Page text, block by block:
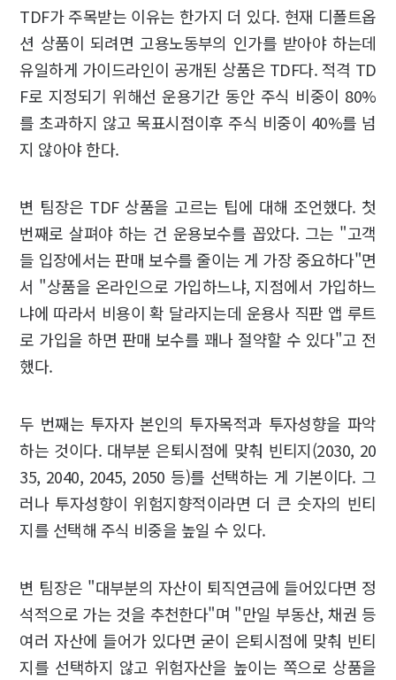
TDF가 주목받는 이유는 한가지 더 있다. 현재 디폴트옵
션 상품이 되려면 고용노동부의 인가를 받아야 하는데
유일하게 가이드라인이 공개된 상품은 TDF다. 적격 TD
F로 지정되기 위해선 운용기간 동안 주식 비중이 80%
를 초과하지 않고 목표시점이후 주식 비중이 40%를 넘
지 않아야 한다.
변 팀장은 TDF 상품을 고르는 팁에 대해 조언했다. 첫
번째로 살펴야 하는 건 운용보수를 꼽았다. 그는 "고객
들 입장에서는 판매 보수를 줄이는 게 가장 중요하다"면
서 "상품을 온라인으로 가입하느냐, 지점에서 가입하느
냐에 따라서 비용이 확 달라지는데 운용사 직판 앱 루트
로 가입을 하면 판매 보수를 꽤나 절약할 수 있다"고 전
했다.
두 번째는 투자자 본인의 투자목적과 투자성향을 파악
하는 것이다. 대부분 은퇴시점에 맞춰 빈티지(2030, 20
35, 2040, 2045, 2050 등)를 선택하는 게 기본이다. 그
러나 투자성향이 위험지향적이라면 더 큰 숫자의 빈티
지를 선택해 주식 비중을 높일 수 있다.
변 팀장은 "대부분의 자산이 퇴직연금에 들어있다면 정
석적으로 가는 것을 추천한다"며 "만일 부동산, 채권 등
여러 자산에 들어가 있다면 굳이 은퇴시점에 맞춰 빈티
지를 선택하지 않고 위험자산을 높이는 쪽으로 상품을